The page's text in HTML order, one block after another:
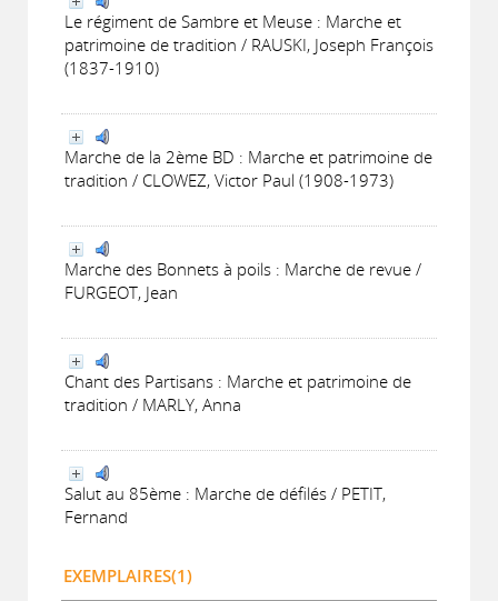
Le régiment de Sambre et Meuse : Marche et
patrimoine de tradition / RAUSKI, Joseph François
(1837-1910)
Marche de la 2ème BD : Marche et patrimoine de
tradition / CLOWEZ, Victor Paul (1908-1973)
Marche des Bonnets à poils : Marche de revue /
FURGEOT, Jean
Chant des Partisans : Marche et patrimoine de
tradition / MARLY, Anna
Salut au 85ème : Marche de défilés / PETIT,
Fernand
EXEMPLAIRES(1)